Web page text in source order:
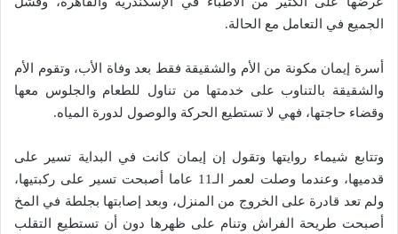
الجميع في التعامل مع الحالة.
أسرة إيمان مكونة من الأم والشقيقة فقط بعد وفاة الأب، وتقوم الأم
والشقيقة بالتناوب على خدمتها من تناول للطعام والجلوس معها
وقضاء حاجتها، فهي لا تستطيع الحركة والوصول لدورة المياه.
وتتابع شيماء روايتها وتقول إن إيمان كانت في البداية تسير على
قدميها، وعندما وصلت لعمر الـ11 عاما أصبحت تسير على ركبتيها،
ولم تعد قادرة على الخروج من المنزل، وبعد إصابتها بجلطة في المخ
أصبحت طريحة الفراش وتنام على ظهرها دون أن تستطيع التقلب